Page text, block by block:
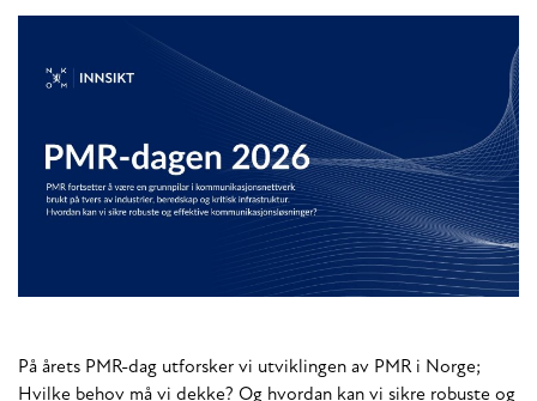
På årets PMR-dag utforsker vi utviklingen av PMR i Norge;
Hvilke behov må vi dekke? Og hvordan kan vi sikre robuste og